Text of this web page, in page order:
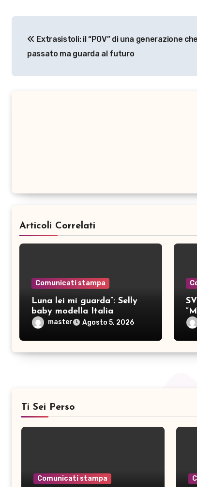
articoli
Extrasistoli: il “POV” di una generazione
passato ma guarda al futuro
Articoli Correlati
Comunicati stampa
Luna lei mi guarda”: Selly
baby modella Italia
pubblica nove brani inediti
master Agosto 5, 2026
Ti Sei Perso
Comunicati stampa